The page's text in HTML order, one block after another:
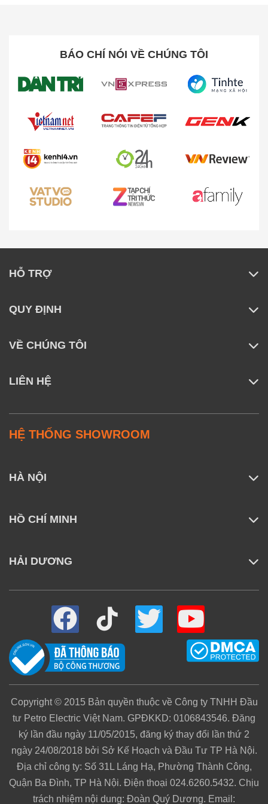
Với dock sạc Auto-Empty Dock giúp bạn thu gom
rác trong robot một cách nhanh nhất, bạn sẽ
không còn phải đổ rác hàng ngày cho robot nữa,
được dọn dẹp sạch sẽ, bạn sẽ không còn phải
thường xuyên đổ rác cho robot nữa. Bạn sẽ
giành nhiều thời gian cho bản thân cũng như gia
đình của bạn.
BÁO CHÍ NÓI VỀ CHÚNG TÔI
HỖ TRỢ
QUY ĐỊNH
VỀ CHÚNG TÔI
LIÊN HỆ
HỆ THỐNG SHOWROOM
HÀ NỘI
HỒ CHÍ MINH
HẢI DƯƠNG
Copyright © 2015 Bản quyền thuộc về Công ty TNHH Đầu
tư Petro Electric Việt Nam. GPĐKKD: 0106843546. Đăng
ký lần đầu ngày 11/05/2015, đăng ký thay đổi lần thứ 2
ngày 24/08/2018 bởi Sở Kế Hoạch và Đầu Tư TP Hà Nội.
Địa chỉ công ty: Số 31L Láng Hạ, Phường Thành Công,
Quận Ba Đình, TP Hà Nội. Điện thoại 024.6260.5432. Chịu
trách nhiệm nội dung: Đoàn Quý Dương. Email: